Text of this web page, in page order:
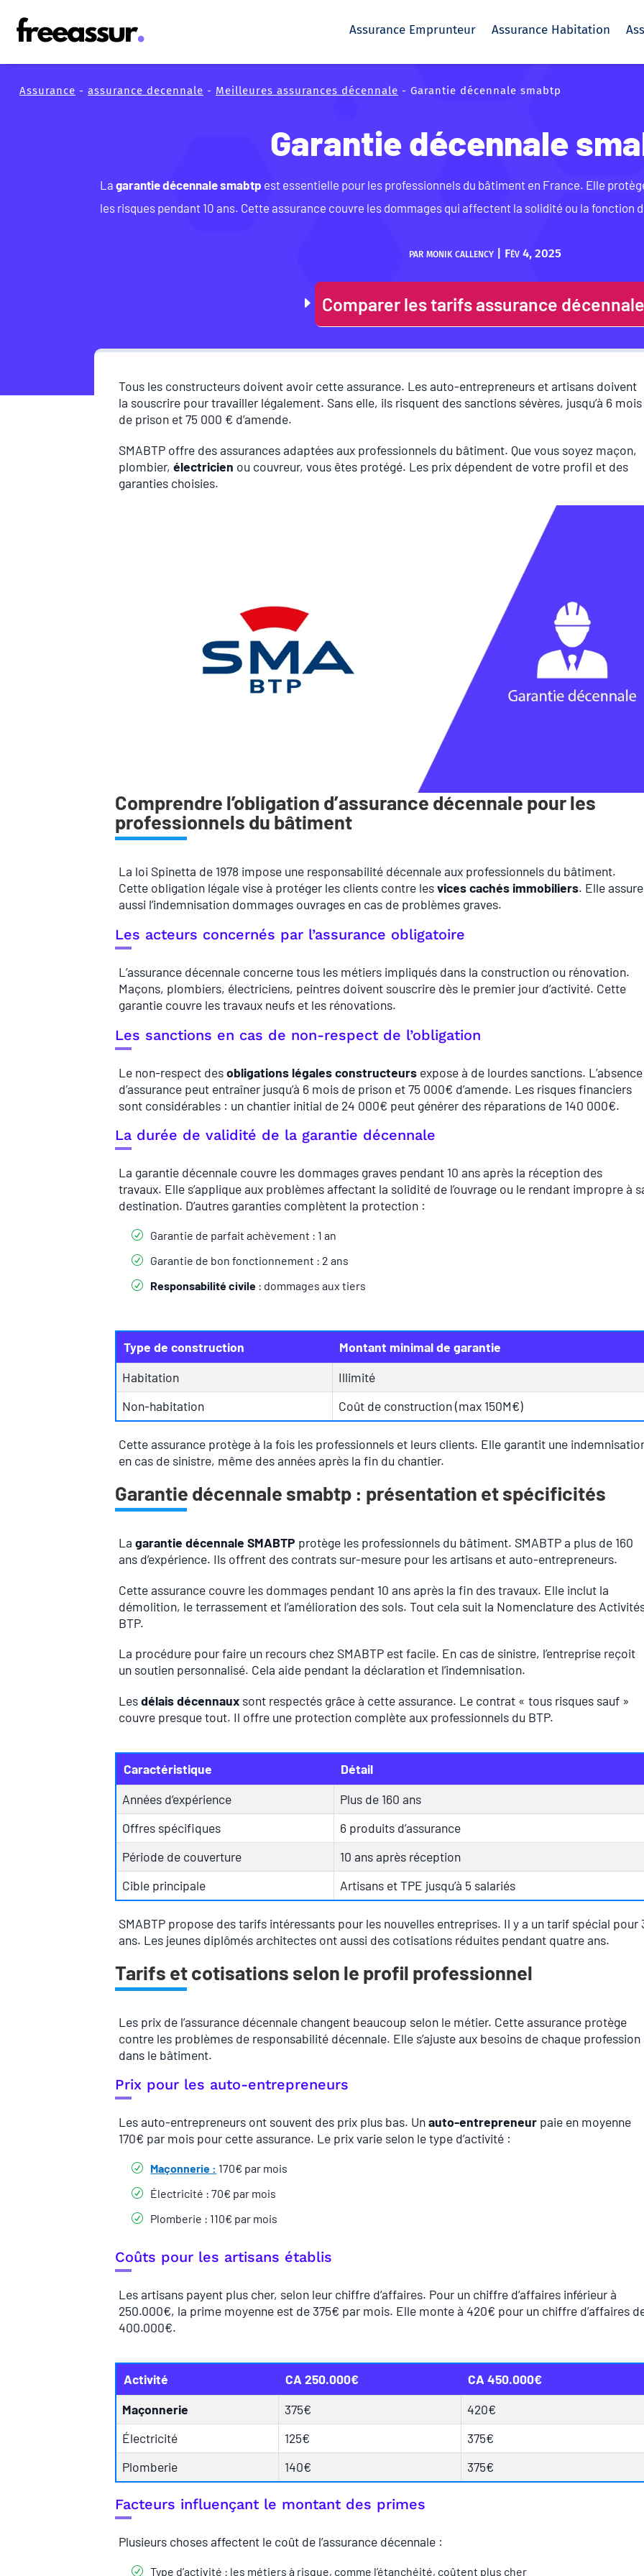
Assurance Emprunteur Assurance Habitation
Assurance - assurance decennale - Meilleures assurances décennale - Garantie décennale smabtp
Garantie décennale
Lagarantie décennale smabtp est essentielle pour les professionnels du bâtiment en France. Elle
les risques pendant 10 ans. Cette assurance couvre les dommages qui affectent la solidité ou la fonction
parmonik callency| Fév 4, 2025
Comparer les tarifs assurance décennale
Tous les constructeurs doivent avoir cette assurance. Les auto-entrepreneurs et artisans doivent
la souscrire pour travailler légalement. Sans elle, ils risquent des sanctions sévères, jusqu’à 6 mois
de prison et 75 000 € d’amende.
SMABTP offre des assurances adaptées aux professionnels du bâtiment. Que vous soyez maçon,
plombier,électricien ou couvreur, vous êtes protégé. Les prix dépendent de votre profil et des
garanties choisies.
Comprendre l’obligation d’assurance décennale pour les
professionnels du bâtiment
La loi Spinetta de 1978 impose une responsabilité décennale aux professionnels du bâtiment.
Cette obligation légale vise à protéger les clients contre lesvices cachés immobiliers. Elle assure
aussi l’indemnisation dommages ouvrages en cas de problèmes graves.
Les acteurs concernés par l’assurance obligatoire
L’assurance décennale concerne tous les métiers impliqués dans la construction ou rénovation.
Maçons, plombiers, électriciens, peintres doivent souscrire dès le premier jour d’activité. Cette
garantie couvre les travaux neufs et les rénovations.
Les sanctions en cas de non-respect de l’obligation
Le non-respect desobligations légales constructeurs expose à de lourdes sanctions. L’absence
d’assurance peut entraîner jusqu’à 6 mois de prison et 75 000€ d’amende. Les risques financiers
sont considérables : un chantier initial de 24 000€ peut générer des réparations de 140 000€.
La durée de validité de la garantie décennale
La garantie décennale couvre les dommages graves pendant 10 ans après la réception des
travaux. Elle s’applique aux problèmes affectant la solidité de l’ouvrage ou le rendant impropre à
destination. D’autres garanties complètent la protection :
Garantie de parfait achèvement : 1 an
Garantie de bon fonctionnement : 2 ans
Responsabilité civile : dommages aux tiers
Type de construction
Montant minimal de garantie
Habitation
Illimité
Non-habitation
Coût de construction (max 150M€)
Cette assurance protège à la fois les professionnels et leurs clients. Elle garantit une
en cas de sinistre, même des années après la fin du chantier.
Garantie décennale smabtp : présentation et spécificités
Lagarantie décennale SMABTP protège les professionnels du bâtiment. SMABTP a plus de 160
ans d’expérience. Ils offrent des contrats sur-mesure pour les artisans et auto-entrepreneurs.
Cette assurance couvre les dommages pendant 10 ans après la fin des travaux. Elle inclut la
démolition, le terrassement et l’amélioration des sols. Tout cela suit la Nomenclature des
BTP.
La procédure pour faire un recours chez SMABTP est facile. En cas de sinistre, l’entreprise reçoit
un soutien personnalisé. Cela aide pendant la déclaration et l’indemnisation.
Lesdélais décennaux sont respectés grâce à cette assurance. Le contrat « tous risques sauf »
couvre presque tout. Il offre une protection complète aux professionnels du BTP.
Caractéristique
Détail
Années d’expérience
Plus de 160 ans
Offres spécifiques
6 produits d’assurance
Période de couverture
10 ans après réception
Cible principale
Artisans et TPE jusqu’à 5 salariés
SMABTP propose des tarifs intéressants pour les nouvelles entreprises. Il y a un tarif spécial pour
ans. Les jeunes diplômés architectes ont aussi des cotisations réduites pendant quatre ans.
Tarifs et cotisations selon le profil professionnel
Les prix de l’assurance décennale changent beaucoup selon le métier. Cette assurance protège
contre les problèmes de responsabilité décennale. Elle s’ajuste aux besoins de chaque profession
dans le bâtiment.
Prix pour les auto-entrepreneurs
Les auto-entrepreneurs ont souvent des prix plus bas. Unauto-entrepreneur paie en moyenne
170€ par mois pour cette assurance. Le prix varie selon le type d’activité :
Maçonnerie : 170€ par mois
Électricité : 70€ par mois
Plomberie : 110€ par mois
Coûts pour les artisans établis
Les artisans payent plus cher, selon leur chiffre d’affaires. Pour un chiffre d’affaires inférieur à
250.000€, la prime moyenne est de 375€ par mois. Elle monte à 420€ pour un chiffre d’affaires
400.000€.
Activité CA 250.000€
CA 450.000€
Maçonnerie
375€
420€
Électricité
125€
375€
Plomberie
140€ 375€
Facteurs influençant le montant des primes
Plusieurs choses affectent le coût de l’assurance décennale :
Type d’activité : les métiers à risque, comme l’étanchéité, coûtent plus cher